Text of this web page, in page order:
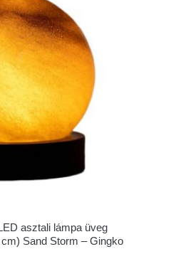
asztali lámpa üveg
Sand Storm – Gingko